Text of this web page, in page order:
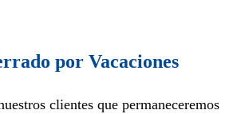
por Vacaciones
clientes que permaneceremos